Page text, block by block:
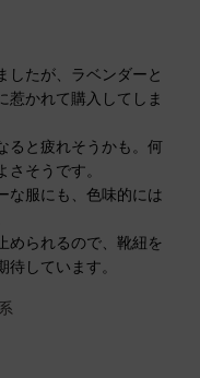
したが、ラベンダーと
惹かれて購入してしま
ると疲れそうかも。何
そうです。
な服にも、色味的には
められるので、靴紐を
しています。